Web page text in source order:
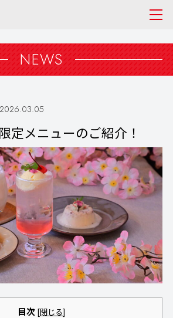
NEWS
2026.03.05
定メニューのご紹介！
目次 [閉じる]